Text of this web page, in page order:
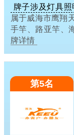
牌子涉及灯具
属于威海市鹰翔
手竿、路亚竿、
牌详情
第5名